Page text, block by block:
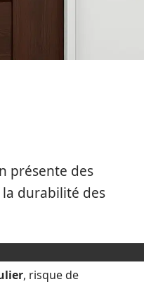
présente des
durabilité des
, risque de